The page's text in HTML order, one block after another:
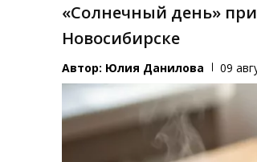
«Солнечный день»
Новосибирске
Автор: Юлия Данилова 09